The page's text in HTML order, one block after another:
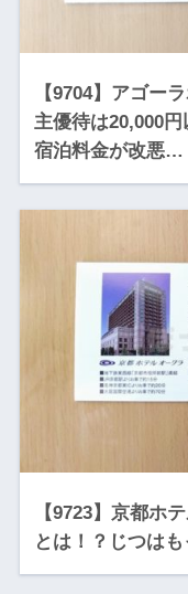
【9704】アゴー
主優待は20,000
宿泊料金が改悪…
【9723】京都ホ
とは！？じつは